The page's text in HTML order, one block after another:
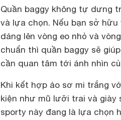
Quần baggy không tự dưng
và lựa chọn. Nếu bạn sở
dáng lên vòng eo nhỏ và
chuẩn thì quần baggy sẽ
cần quan tâm tới ánh nhìn
Khi kết hợp áo sơ mi trắng
kiện như mũ lưỡi trai và giày
sporty này đang là lựa chọn